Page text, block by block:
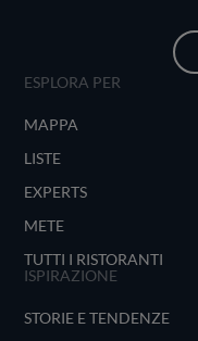
ESPLORA PER
MAPPA
LISTE
EXPERTS
METE
TUTTI I RISTORANTI
ISPIRAZIONE
STORIE E TENDENZE